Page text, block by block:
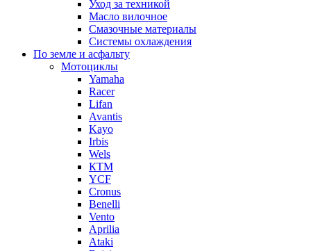
Уход за техникой
Масло вилочное
Смазочные материалы
Системы охлаждения
По земле и асфальту
Мотоциклы
Yamaha
Racer
Lifan
Avantis
Kayo
Irbis
Wels
КТМ
YCF
Cronus
Benelli
Vento
Aprilia
Ataki